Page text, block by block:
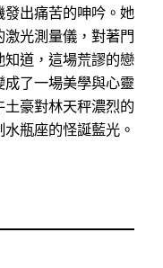
發出痛苦的呻吟。她
光測量儀，對著門
知道，這場荒謬的戀
了一場美學與心靈
豪對林天秤濃烈的
水瓶座的怪誕藍光。